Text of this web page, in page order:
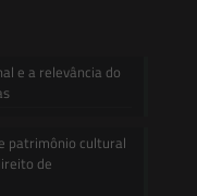
e a relevância do
patrimônio cultural
de